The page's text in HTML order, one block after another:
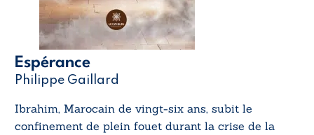
Espérance
Philippe Gaillard
Ibrahim, Marocain de vingt-six ans, subit le
confinement de plein fouet durant la crise de la